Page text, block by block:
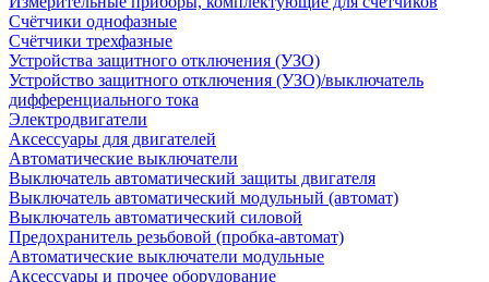
Счётчики однофазные
Счётчики трехфазные
Устройства защитного отключения (УЗО)
Устройство защитного отключения (УЗО)/выключатель
дифференциального тока
Электродвигатели
Аксессуары для двигателей
Автоматические выключатели
Выключатель автоматический защиты двигателя
Выключатель автоматический модульный (автомат)
Выключатель автоматический силовой
Предохранитель резьбовой (пробка-автомат)
Автоматические выключатели модульные
Аксессуары и прочее оборудование